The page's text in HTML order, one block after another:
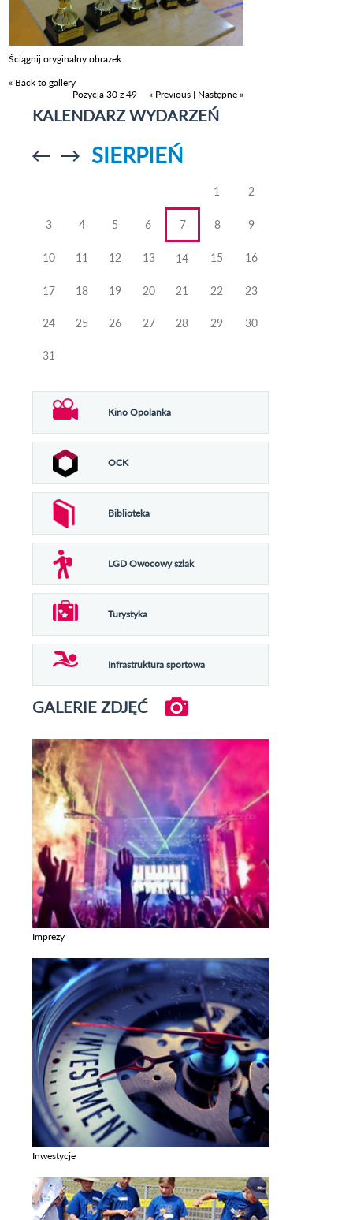
Ściągnij oryginalny obrazek
« Back to gallery
Pozycja 30 z 49
« Previous | Następne »
KALENDARZ WYDARZEŃ
Przejdź doPrzejdź do
SIERPIEŃ
1 2
3 4 5 6 7 8 9
10 11 12 13 14 15 16
17 18 19 20 21 22 23
24 25 26 27 28 29 30
31
Kino Opolanka
OCK
Biblioteka
LGD Owocowy szlak
Turystyka
Infrastruktura sportowa
GALERIE ZDJĘĆ
Imprezy
Inwestycje